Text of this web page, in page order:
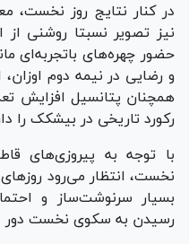
در کنار نتایج روز نخست،
نیز تصویر نسبتا روشنی از
حضور چهره‌های باتجربه‌ای
و رضایی در نیمه دوم
همچنان پتانسیل افزایش
رکورد تاریخی در بیشکک را
با توجه به پیروزی‌های
بسیار سرنوشت‌ساز و
رسیدن به سکوی نخست دور